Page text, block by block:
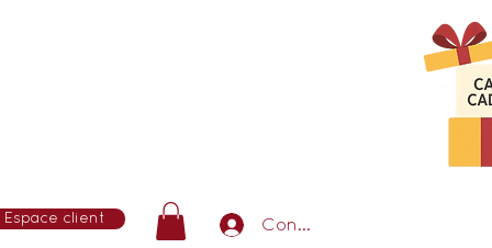
Espace client Connexion